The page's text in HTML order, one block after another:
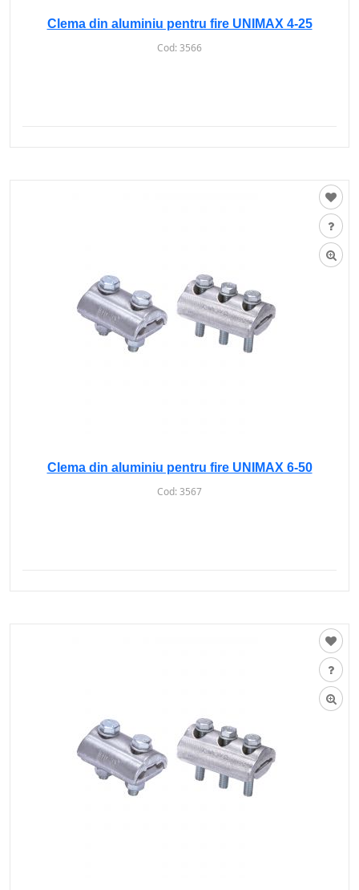
Clema din aluminiu pentru fire UNIMAX 4-25
Cod:3566
Clema din aluminiu pentru fire UNIMAX 6-50
Cod:3567